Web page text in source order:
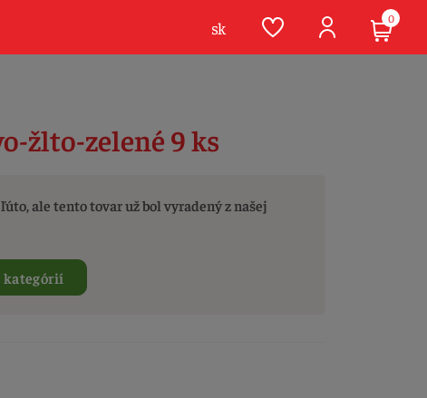
žlto-zelené 9 ks
ale tento tovar už bol vyradený z našej
kategórií
sk 0